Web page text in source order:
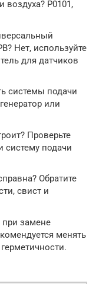
P0101,
Нет, используйте
для датчиков
системы подачи
или
Проверьте
систему подачи
Обратите
свист и
замене
менять